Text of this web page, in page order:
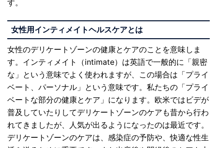
す。
女性用インティメイトヘルスケアとは
女性のデリケートゾーンの健康とケアのことを意味しま
す。インティメイト（intimate）は英語で一般的に「親密
な」という意味でよく使われますが、この場合は「プライ
ベート、パーソナル」という意味です。私たちの「プライ
ベートな部分の健康とケア」になります。欧米ではビデが
普及していたりしてデリケートゾーンのケアも昔から行わ
れてきましたが、人気が出るようになったのは最近です。
デリケートゾーンのケアは、感染症の予防や、快適な性生